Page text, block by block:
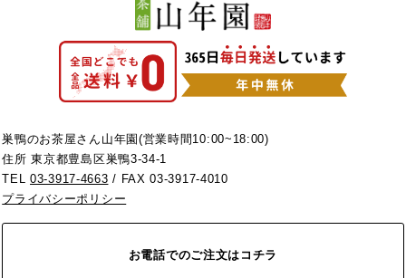
巣鴨のお茶屋さん山年園(営業時間10:00~18:00)
住所 東京都豊島区巣鴨3-34-1
TEL03-3917-4663 / FAX 03-3917-4010
プライバシーポリシー
お電話でのご注文はコチラ